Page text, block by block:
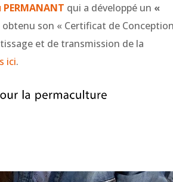
qui a développé un «
son « Certificat de
et de transmission de la
ici.